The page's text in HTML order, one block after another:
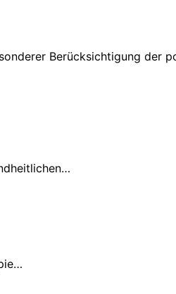
Berücksichtigung der